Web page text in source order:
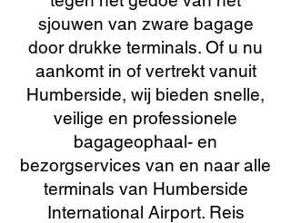
sjouwen van zware bagage
door drukke terminals. Of u nu
aankomt in of vertrekt vanuit
Humberside, wij bieden snelle,
veilige en professionele
bagageophaal- en
bezorgservices van en naar alle
terminals van Humberside
International Airport. Reis